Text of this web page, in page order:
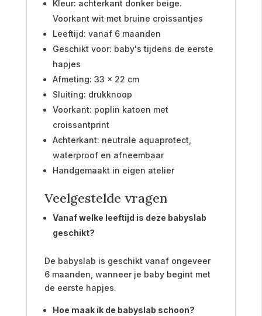
Kleur: achterkant donker beige.
Voorkant wit met bruine croissantjes
Leeftijd: vanaf 6 maanden
Geschikt voor: baby's tijdens de eerste
hapjes
Afmeting: 33 x 22 cm
Sluiting: drukknoop
Voorkant: poplin katoen met
croissantprint
Achterkant: neutrale aquaprotect,
waterproof en afneembaar
Handgemaakt in eigen atelier
Veelgestelde vragen
Vanaf welke leeftijd is deze babyslab
geschikt?
De babyslab is geschikt vanaf ongeveer
6 maanden, wanneer je baby begint met
de eerste hapjes.
Hoe maak ik de babyslab schoon?